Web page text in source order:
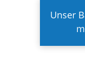
Unser